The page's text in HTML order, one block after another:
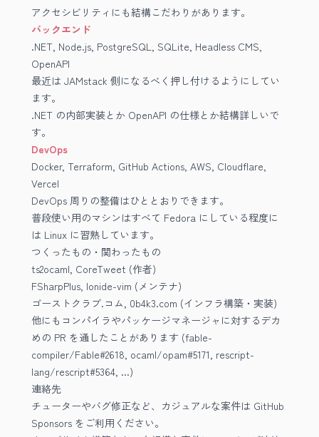
アクセシビリティにも結構こだわりがあります。
バックエンド
.NET, Node.js, PostgreSQL, SQLite, Headless CMS,
OpenAPI
最近は JAMstack 側になるべく押し付けるようにしてい
ます。
.NET の内部実装とか OpenAPI の仕様とか結構詳しいで
す。
DevOps
Docker, Terraform, GitHub Actions, AWS, Cloudflare,
Vercel
DevOps 周りの整備はひととおりできます。
普段使い用のマシンはすべて Fedora にしている程度に
は Linux に習熟しています。
つくったもの・関わったもの
ts2ocaml, CoreTweet (作者)
FSharpPlus, Ionide-vim (メンテナ)
ゴーストクラブ.コム, 0b4k3.com (インフラ構築・実装)
他にもコンパイラやパッケージマネージャに対するデカ
めの PR を通したことがあります (fable-
compiler/Fable#2618, ocaml/opam#5171, rescript-
lang/rescript#5364, ...)
連絡先
チューターやバグ修正など、カジュアルな案件は GitHub
Sponsors をご利用ください。